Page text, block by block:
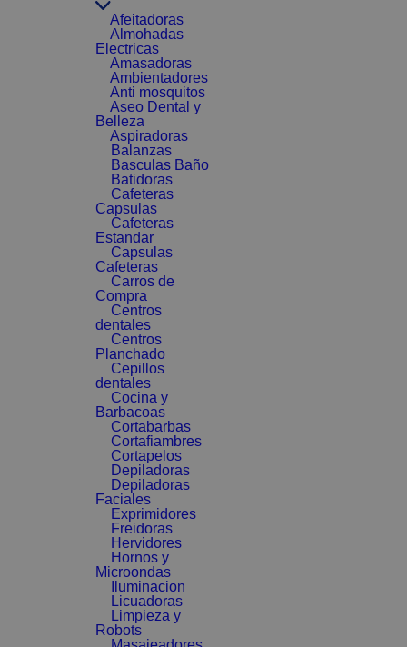
Afeitadoras
Almohadas
Electricas
Amasadoras
Ambientadores
Anti mosquitos
Aseo Dental y
Belleza
Aspiradoras
Balanzas
Basculas Baño
Batidoras
Cafeteras
Capsulas
Cafeteras
Estandar
Capsulas
Cafeteras
Carros de
Compra
Centros
dentales
Centros
Planchado
Cepillos
dentales
Cocina y
Barbacoas
Cortabarbas
Cortafiambres
Cortapelos
Depiladoras
Depiladoras
Faciales
Exprimidores
Freidoras
Hervidores
Hornos y
Microondas
Iluminacion
Licuadoras
Limpieza y
Robots